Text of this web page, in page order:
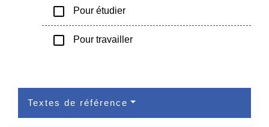
check_box_outline_blank Pour étudier
check_box_outline_blank Pour travailler
Textes de référence